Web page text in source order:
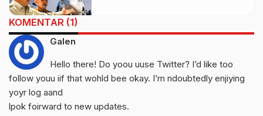
KOMENTAR (1)
Galen
Hello there! Do yoou uuse Twitter? I’d like too
follow youu iif that wohld bee okay. I’m ndoubtedly enjiying
yoyr log aand
lpok foirward to new updates.